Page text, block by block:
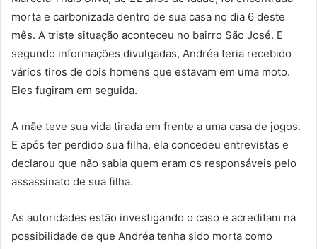
morta e carbonizada dentro de sua casa no dia 6 deste
mês. A triste situação aconteceu no bairro São José. E
segundo informações divulgadas, Andréa teria recebido
vários tiros de dois homens que estavam em uma moto.
Eles fugiram em seguida.
A mãe teve sua vida tirada em frente a uma casa de jogos.
E após ter perdido sua filha, ela concedeu entrevistas e
declarou que não sabia quem eram os responsáveis pelo
assassinato de sua filha.
As autoridades estão investigando o caso e acreditam na
possibilidade de que Andréa tenha sido morta como